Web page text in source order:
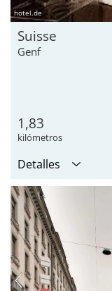
hotel.de
Suisse
Genf
1,83
kilómetros
Detalles